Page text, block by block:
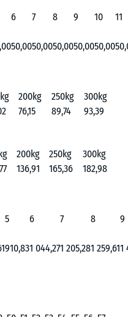
6 7 8 9 10
11
50,0050,0050,0050,0050,00
200kg 250kg
300kg
76,15 89,74 93,39
200kg 250kg
300kg
136,91 165,36 182,98
5 6 7 8
9
910,831 044,271 205,281 259,611